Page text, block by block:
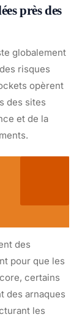
près des
globalement
risques
opèrent
des sites
et de la
des
pour que les
certains
des arnaques
les